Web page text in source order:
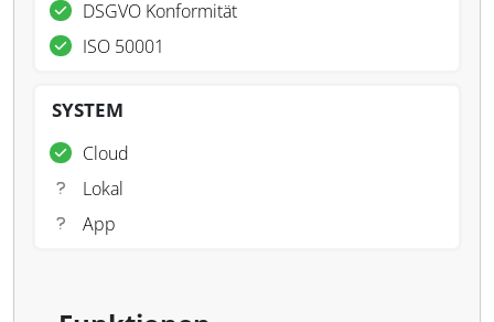
DSGVO Konformität
ISO 50001
SYSTEM
Cloud
Lokal
App